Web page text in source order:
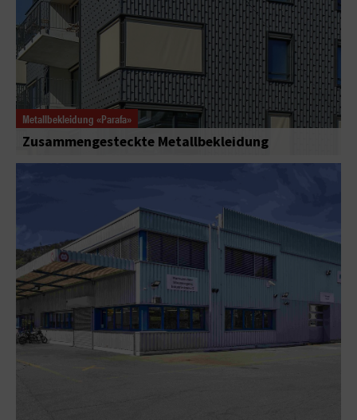
Metallbekleidung «Parafa»
Zusammengesteckte Metallbekleidung